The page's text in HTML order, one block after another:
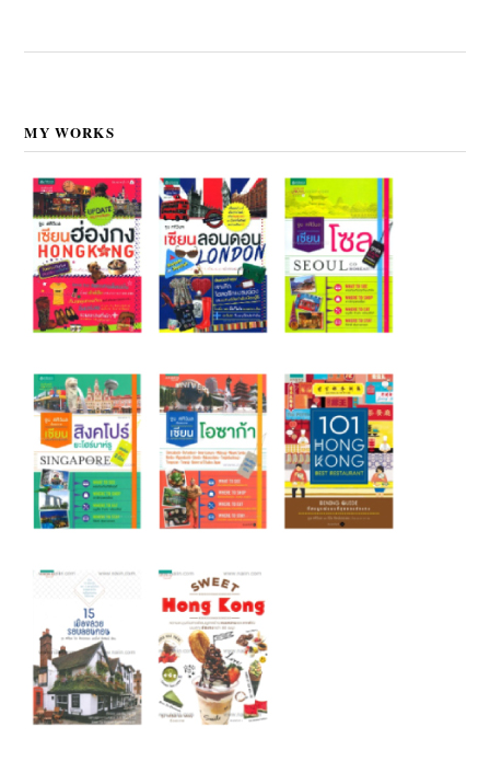
MY WORKS